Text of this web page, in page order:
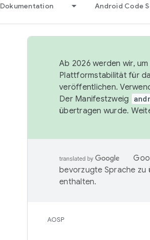
Dokumentation Android Code
Ab 2026 werden wir,
Plattformstabilität für
veröffentlichen.
Der Manifestzweig
übertragen wurde.
bevorzugte Sprache zu
enthalten.
AOSP